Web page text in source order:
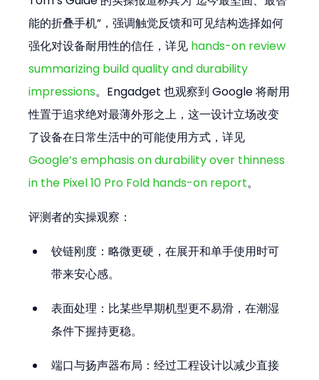
能的折叠手机”，强调触觉反馈和可见结构选择如何
强化对设备耐用性的信任，详见 hands-on review
summarizing build quality and durability
impressions。Engadget 也观察到 Google 将耐用
性置于追求绝对最薄外形之上，这一设计立场改变
了设备在日常生活中的可能使用方式，详见
Google’s emphasis on durability over thinness
in the Pixel 10 Pro Fold hands-on report。
评测者的实操观察：
铰链刚度：略微更硬，在展开和单手使用时可
带来安心感。
表面处理：比某些早期机型更不易滑，在潮湿
条件下握持更稳。
端口与扬声器布局：经过工程设计以减少直接